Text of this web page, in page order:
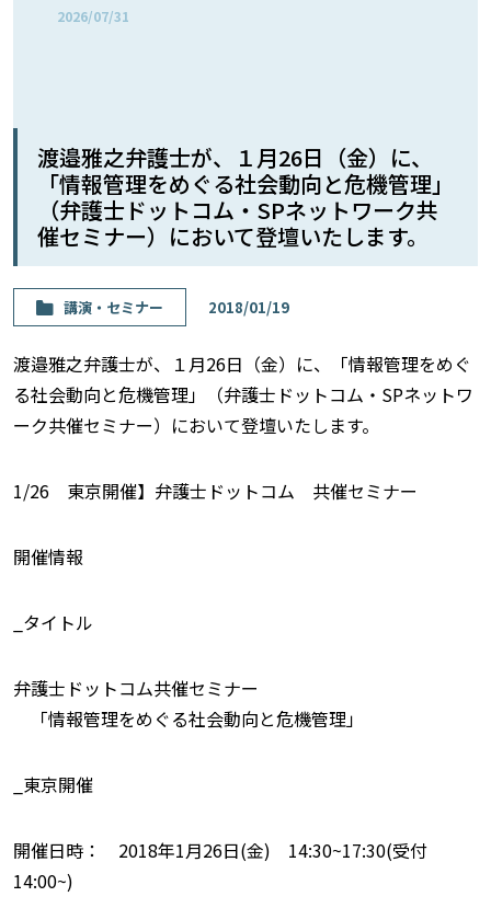
2026/07/31
渡邉雅之弁護士が、１月26日（金）に、
「情報管理をめぐる社会動向と危機管理」
（弁護士ドットコム・SPネットワーク共
催セミナー）において登壇いたします。
講演・セミナー 2018/01/19
渡邉雅之弁護士が、１月26日（金）に、「情報管理をめぐ
る社会動向と危機管理」（弁護士ドットコム・SPネットワ
ーク共催セミナー）において登壇いたします。
1/26 東京開催】弁護士ドットコム 共催セミナー
開催情報
_タイトル
弁護士ドットコム共催セミナー
「情報管理をめぐる社会動向と危機管理」
_東京開催
開催日時： 2018年1月26日(金) 14:30~17:30(受付
14:00~)